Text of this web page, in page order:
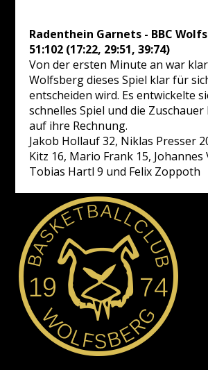
Radenthein Garnets - BBC
51:102 (17:22, 29:51, 39:74)
Von der ersten Minute an war
Wolfsberg dieses Spiel klar für
entscheiden wird. Es entwickelte
schnelles Spiel und die Zuschauer
auf ihre Rechnung.
Jakob Hollauf 32, Niklas Presser
Kitz 16, Mario Frank 15, Johannes
Tobias Hartl 9 und Felix Zoppoth